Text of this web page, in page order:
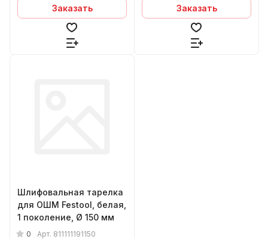
Заказать Заказать
Шлифовальная тарелка
для ОШМ Festool, белая,
1 поколение, Ø 150 мм
0 Арт. 811111191150